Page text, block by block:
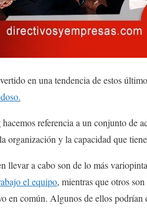
en una tendencia de estos
hacemos referencia a un conjunto de
organización y la capacidad que
llevar a cabo son de lo más
el equipo, mientras que otros
en común. Algunos de ellos podrían